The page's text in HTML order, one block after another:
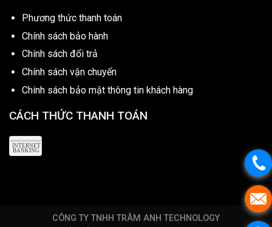
Phương thức thanh toán
Chính sách bảo hành
Chính sách đổi trả
Chính sách vận chuyển
Chính sách bảo mật thông tin khách hàng
CÁCH THỨC THANH TOÁN
CÔNG TY TNHH TRÂM ANH TECHNOLOGY